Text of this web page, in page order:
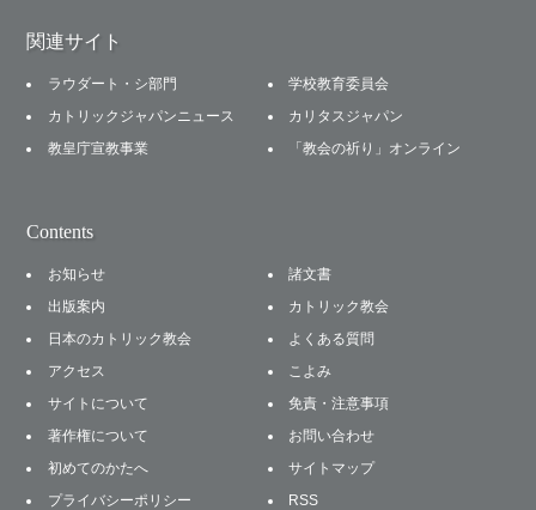
関連サイト
ラウダート・シ部門
学校教育委員会
カトリックジャパンニュース
カリタスジャパン
教皇庁宣教事業
「教会の祈り」オンライン
Contents
お知らせ
諸文書
出版案内
カトリック教会
日本のカトリック教会
よくある質問
アクセス
こよみ
サイトについて
免責・注意事項
著作権について
お問い合わせ
初めてのかたへ
サイトマップ
プライバシーポリシー
RSS